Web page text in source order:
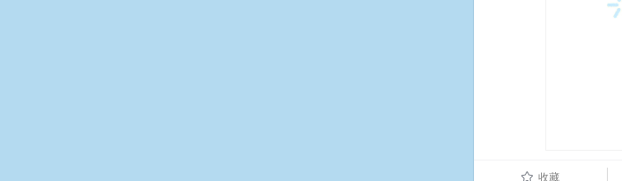
û 收藏